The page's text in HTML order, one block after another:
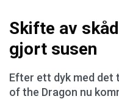
Skifte av
gjort susen
Efter ett dyk med det
of the Dragon nu